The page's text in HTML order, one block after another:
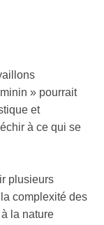
» pourrait
et
à ce qui se
plusieurs
complexité des
la nature